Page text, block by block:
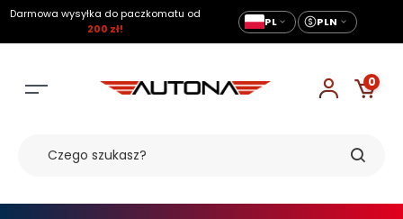
Darmowa wysyłka do paczkomatu od
200 zł!
PL PLN
0